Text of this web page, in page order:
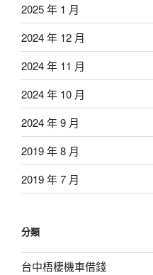
2025 年 1 月
2024 年 12 月
2024 年 11 月
2024 年 10 月
2024 年 9 月
2019 年 8 月
2019 年 7 月
分類
台中梧棲機車借錢